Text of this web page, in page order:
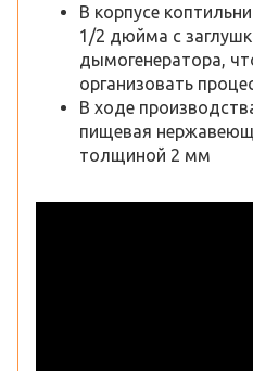
В корпусе
1/2 дюйма с
дымогенератора,
организовать
В ходе
пищевая
толщиной 2 мм